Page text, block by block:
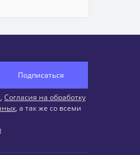
Подписаться
, Согласия на обработку
, а так же со всеми